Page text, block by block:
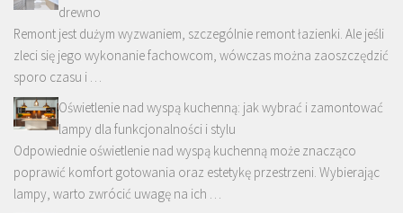
drewno
Remont jest dużym wyzwaniem, szczególnie remont łazienki. Ale jeśli
zleci się jego wykonanie fachowcom, wówczas można zaoszczędzić
sporo czasu i …
Oświetlenie nad wyspą kuchenną: jak wybrać i zamontować
lampy dla funkcjonalności i stylu
Odpowiednie oświetlenie nad wyspą kuchenną może znacząco
poprawić komfort gotowania oraz estetykę przestrzeni. Wybierając
lampy, warto zwrócić uwagę na ich …